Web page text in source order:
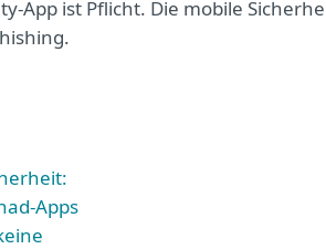
App ist Pflicht. Die mobile
Apps